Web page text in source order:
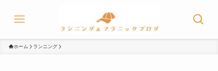
ホーム ランニング